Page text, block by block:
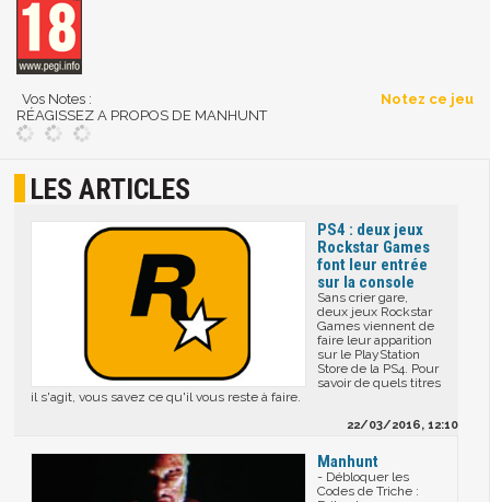
Vos Notes :
Notez ce jeu
RÉAGISSEZ A PROPOS DE MANHUNT
LES ARTICLES
PS4 : deux jeux
Rockstar Games
font leur entrée
sur la console
Sans crier gare,
deux jeux Rockstar
Games viennent de
faire leur apparition
sur le PlayStation
Store de la PS4. Pour
savoir de quels titres
il s'agit, vous savez ce qu'il vous reste à faire.
22/03/2016, 12:10
Manhunt
- Débloquer les
Codes de Triche :